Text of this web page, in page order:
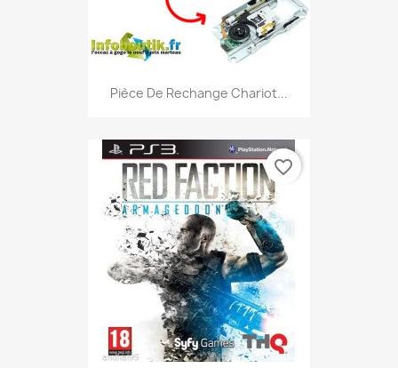
Pièce De Rechange Chariot...
favorite_border